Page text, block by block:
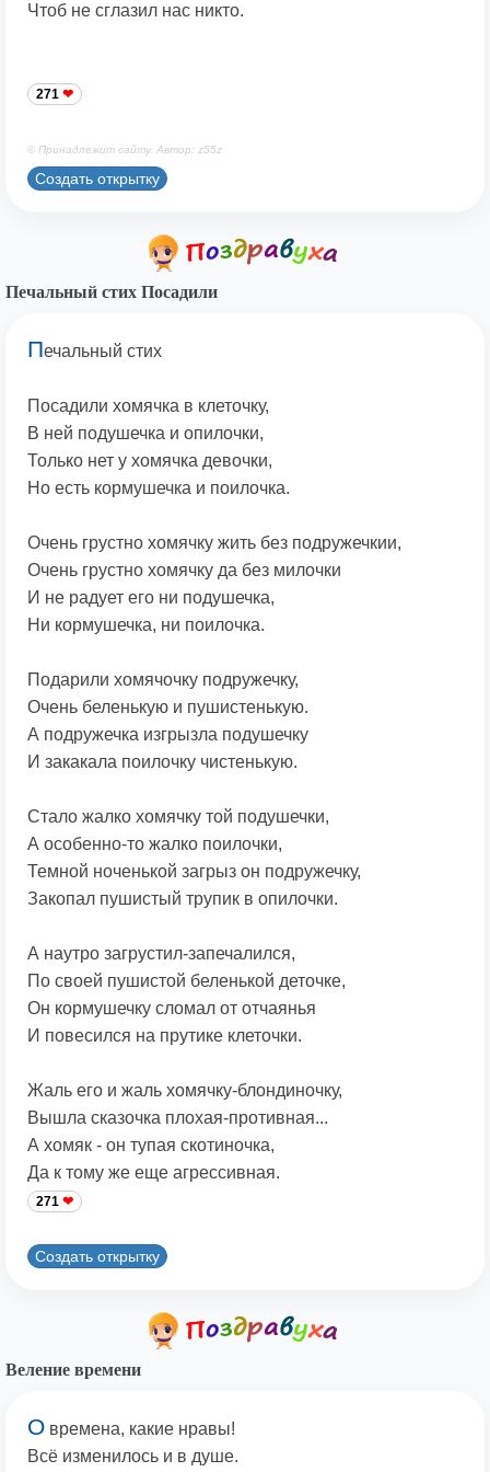
Чтоб не сглазил нас никто.
271
© Принадлежит сайту. Автор: z55z
Создать открытку
Печальный стих Посадили
Печальный стих
Посадили хомячка в клеточку,
В ней подушечка и опилочки,
Только нет у хомячка девочки,
Но есть кормушечка и поилочка.
Очень грустно хомячку жить без подружечкии,
Очень грустно хомячку да без милочки
И не радует его ни подушечка,
Ни кормушечка, ни поилочка.
Подарили хомячочку подружечку,
Очень беленькую и пушистенькую.
А подружечка изгрызла подушечку
И закакала поилочку чистенькую.
Стало жалко хомячку той подушечки,
А особенно-то жалко поилочки,
Темной ноченькой загрыз он подружечку,
Закопал пушистый трупик в опилочки.
А наутро загрустил-запечалился,
По своей пушистой беленькой деточке,
Он кормушечку сломал от отчаянья
И повесился на прутике клеточки.
Жаль его и жаль хомячку-блондиночку,
Вышла сказочка плохая-противная...
А хомяк - он тупая скотиночка,
Да к тому же еще агрессивная.
271
Создать открытку
Веление времени
О времена, какие нравы!
Всё изменилось и в душе.